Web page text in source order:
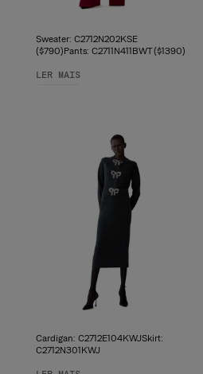
Sweater: C2712N202KSE
($790)Pants: C2711N411BWT ($1390)
LER MAIS
Cardigan: C2712E104KWJSkirt:
C2712N301KWJ